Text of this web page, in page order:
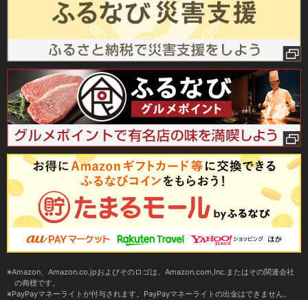
Amazon、Amazon.co.jpおよびそのロゴは、Amazon.com,Inc.またはその関連会社
の商標です。
PayPayマネーライトが付与されます。PayPayマネーライトの出金はできません。